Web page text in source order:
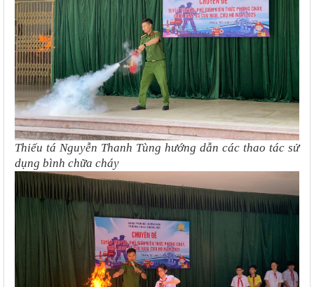
Thiếu tá Nguyễn Thanh Tùng hướng dẫn các thao tác sử
dụng bình chữa cháy